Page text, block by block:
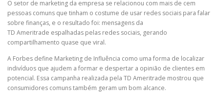
O setor de marketing da empresa se relacionou com mais de cem
pessoas comuns que tinham o costume de usar redes sociais para falar
sobre finanças, e o resultado foi: mensagens da
TD Ameritrade espalhadas pelas redes sociais, gerando
compartilhamento quase que viral.
A Forbes define Marketing de Influência como uma forma de localizar
indivíduos que ajudem a formar e despertar a opinião de clientes em
potencial. Essa campanha realizada pela TD Ameritrade mostrou que
consumidores comuns também geram um bom alcance.